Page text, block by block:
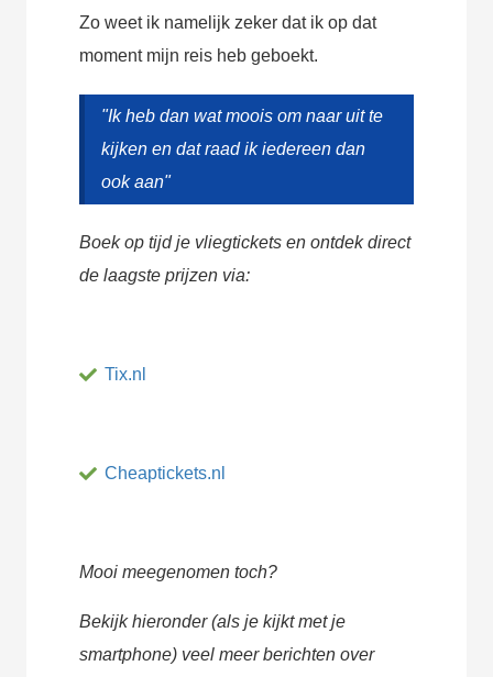
Zo weet ik namelijk zeker dat ik op dat
moment mijn reis heb geboekt.
"Ik heb dan wat moois om naar uit te
kijken en dat raad ik iedereen dan
ook aan"
Boek op tijd je vliegtickets en ontdek direct
de laagste prijzen via:
Tix.nl
Cheaptickets.nl
Mooi meegenomen toch?
Bekijk hieronder (als je kijkt met je
smartphone) veel meer berichten over